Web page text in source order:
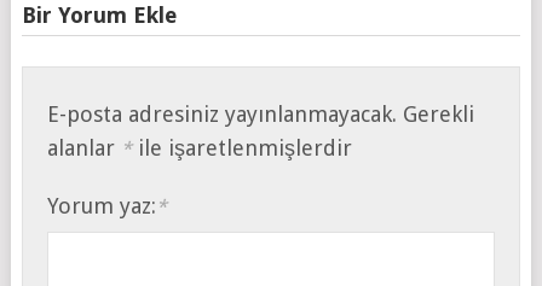
Bir Yorum Ekle
E-posta adresiniz yayınlanmayacak. Gerekli
alanlar *ile işaretlenmişlerdir
Yorum yaz: *